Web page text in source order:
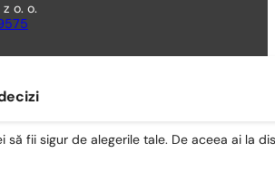
o. o.
să fii sigur de alegerile tale. De aceea ai la